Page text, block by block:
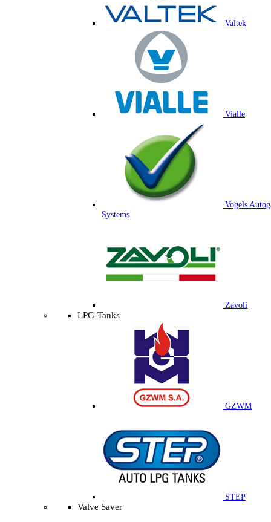
Valtek
Vialle
Vogels
Systems
Zavoli
LPG-Tanks
GZWM
STEP
Valve Saver